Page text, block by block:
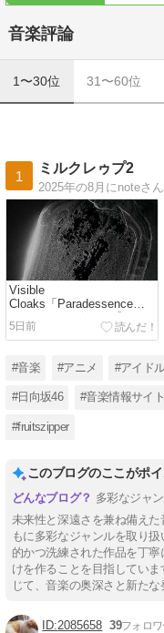
音楽評論
1〜30位 31〜60位
1
ミルクレゥプ2
Visible
Cloaks「Paradessence」
(アルバムレビュー/感
想/2026)
5日前
#音楽 #アニメ #アイド
#日向坂46 #音楽情報サイト
#fruitszipper
このブログのここがポ
多彩なジャ
未来性と深遠さを兼ね備え
もに多彩なジャンルを取り
的かつ洗練された作品を丁
けを作ることを目指していま
じて、音楽の奥深さと新た
2085658 39